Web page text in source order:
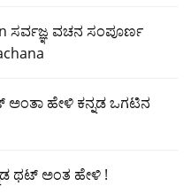
ಸರ್ವಜ್ಞ ವಚನ ಸಂಪೂರ್ಣ
ಹೇಳಿ ಕನ್ನಡ ಒಗಟಿನ
ಥಟ್ ಅಂತ ಹೇಳಿ !